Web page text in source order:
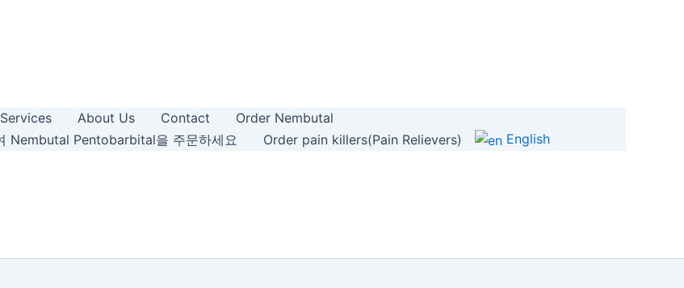
About Us Contact
Order Nembutal
Nembutal Pentobarbital을 주문하세요
Order pain killers(Pain Relievers) English